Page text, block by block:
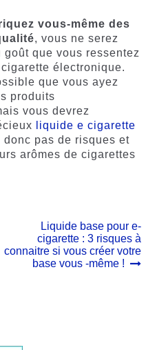
vous-même des
, vous ne serez
que vous ressentez
électronique.
que vous ayez
produits
vous devrez
liquide e cigarette
pas de risques et
arômes de cigarettes
Article
suivant :
Liquide base pour e-
cigarette : 3 risques à
connaitre si vous créer votre
base vous -même !